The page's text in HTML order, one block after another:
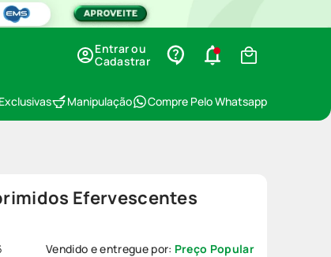
Entrar ou
Cadastrar
Manipulação Compre Pelo Whatsapp
Efervescentes
Vendido e entregue por: Preço Popular